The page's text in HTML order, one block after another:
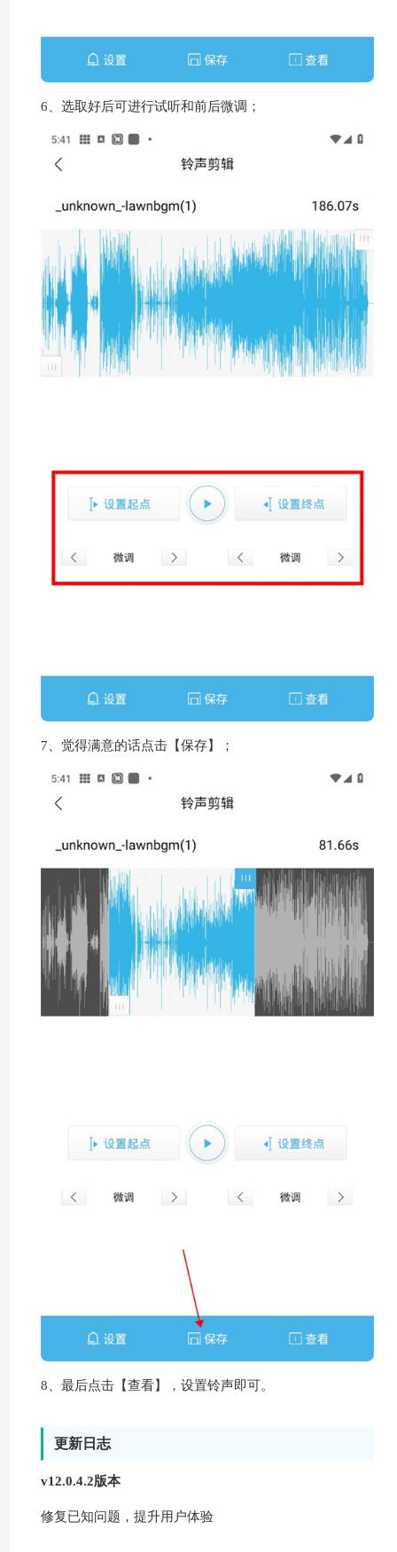
6、选取好后可进行试听和前后微调；
7、觉得满意的话点击【保存】；
8、最后点击【查看】，设置铃声即可。
更新日志
v12.0.4.2版本
修复已知问题，提升用户体验